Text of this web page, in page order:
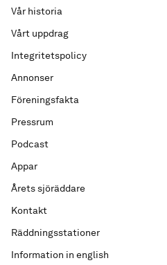
Vår historia
Vårt uppdrag
Integritetspolicy
Annonser
Föreningsfakta
Pressrum
Podcast
Appar
Årets sjöräddare
Kontakt
Räddningsstationer
Information in english